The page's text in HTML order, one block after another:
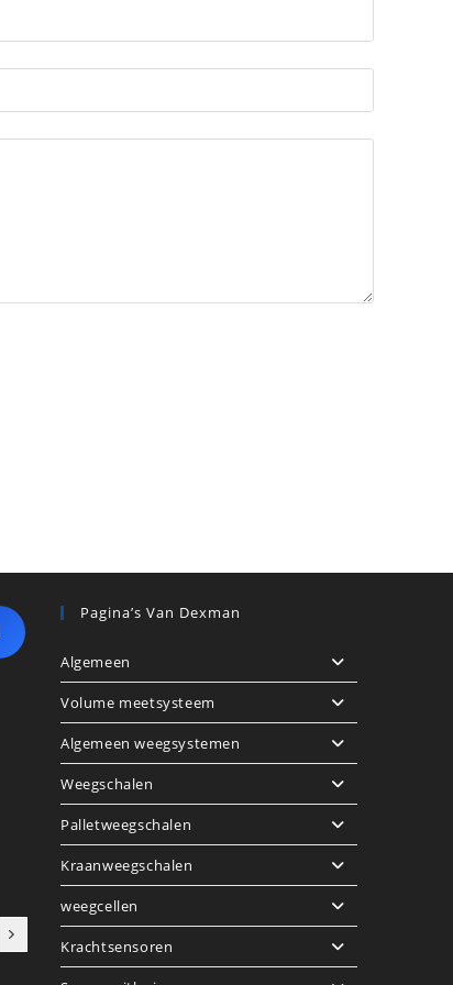
Pagina’s Van Dexman
Algemeen
Volume meetsysteem
Algemeen weegsystemen
Weegschalen
Palletweegschalen
Kraanweegschalen
weegcellen
Krachtsensoren